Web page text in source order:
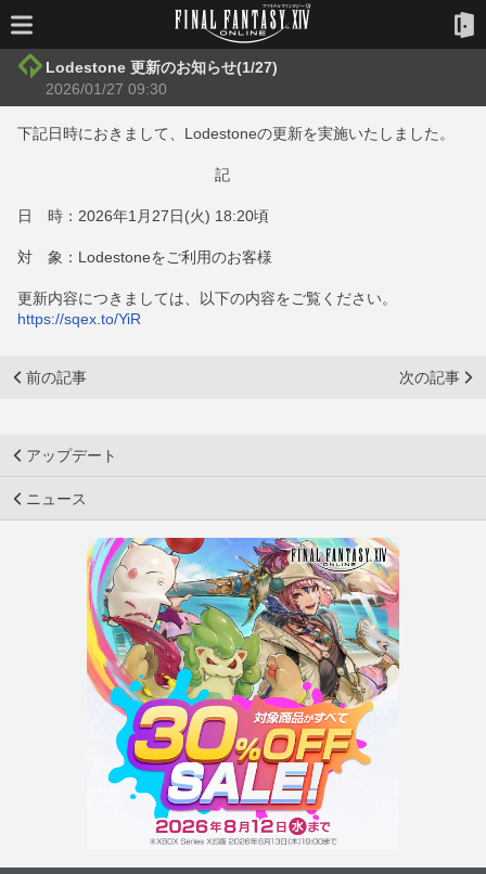
Lodestone 更新のお知らせ(1/27)
2026/01/27 09:30
下記日時におきまして、Lodestoneの更新を実施いたしました。
記
日 時：2026年1月27日(火) 18:20頃
対 象：Lodestoneをご利用のお客様
更新内容につきましては、以下の内容をご覧ください。
https://sqex.to/YiR
前の記事 次の記事
アップデート
ニュース